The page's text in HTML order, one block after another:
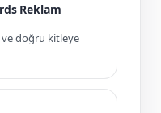
Reklam
ve doğru kitleye